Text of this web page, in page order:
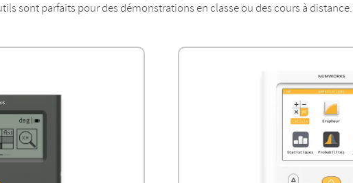
sont parfaits pour des démonstrations en classe ou des cours à distance.